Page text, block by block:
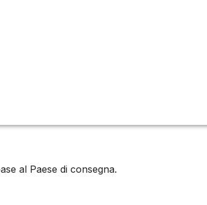
al Paese di consegna.